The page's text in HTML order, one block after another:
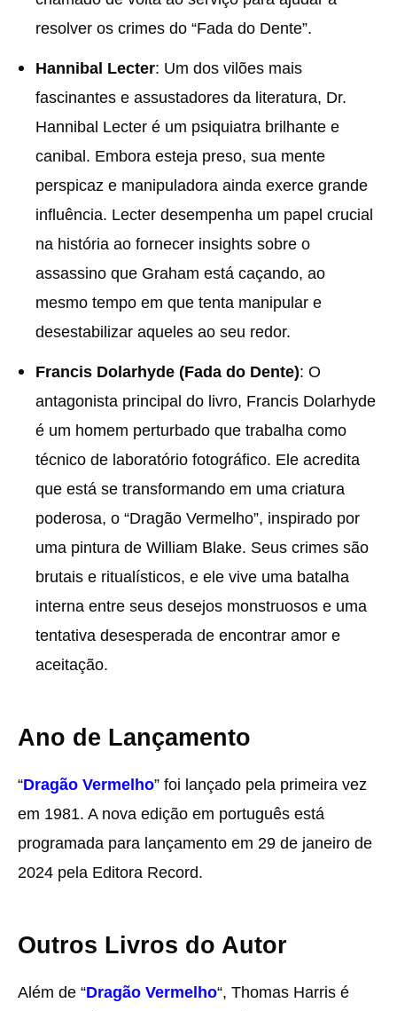
resolver os crimes do “Fada do Dente”.
Hannibal Lecter: Um dos vilões mais
fascinantes e assustadores da literatura, Dr.
Hannibal Lecter é um psiquiatra brilhante e
canibal. Embora esteja preso, sua mente
perspicaz e manipuladora ainda exerce grande
influência. Lecter desempenha um papel crucial
na história ao fornecer insights sobre o
assassino que Graham está caçando, ao
mesmo tempo em que tenta manipular e
desestabilizar aqueles ao seu redor.
Francis Dolarhyde (Fada do Dente): O
antagonista principal do livro, Francis Dolarhyde
é um homem perturbado que trabalha como
técnico de laboratório fotográfico. Ele acredita
que está se transformando em uma criatura
poderosa, o “Dragão Vermelho”, inspirado por
uma pintura de William Blake. Seus crimes são
brutais e ritualísticos, e ele vive uma batalha
interna entre seus desejos monstruosos e uma
tentativa desesperada de encontrar amor e
aceitação.
Ano de Lançamento
“Dragão Vermelho” foi lançado pela primeira vez
em 1981. A nova edição em português está
programada para lançamento em 29 de janeiro de
2024 pela Editora Record.
Outros Livros do Autor
Além de “Dragão Vermelho“, Thomas Harris é